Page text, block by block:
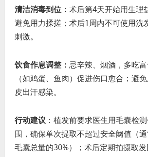
清洁消毒到位： 术后第4天开始用生理
避免用力揉搓；术后1周内不可使用洗
刺激。
饮食作息调整： 忌辛辣、烟酒，多吃
（如鸡蛋、鱼肉）促进伤口愈合；避
皮出汗感染。
行动建议 ：植发前要求医生用毛囊检
围，确保单次提取不超过安全阈值（
毛囊总量的30%）；术后定期拍摄取